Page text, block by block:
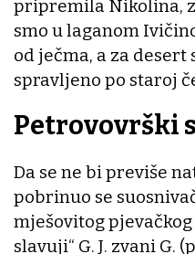
pripremila Nikolina,
smo u laganom
od ječma, a za
spravljeno po staroj
Petrovovrški
Da se ne bi previše
pobrinuo se
mješovitog
slavuji“ G. J. zvani G.